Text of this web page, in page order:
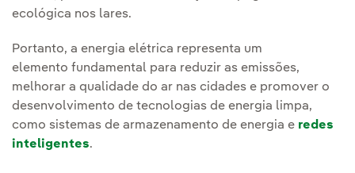
ecológica nos lares.
Portanto, a energia elétrica representa um
elemento fundamental para reduzir as emissões,
melhorar a qualidade do ar nas cidades e promover o
desenvolvimento de tecnologias de energia limpa,
como sistemas de armazenamento de energia e redes
inteligentes.